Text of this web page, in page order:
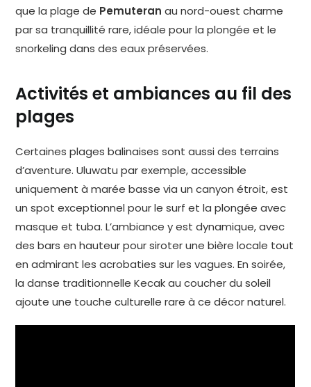
que la plage de Pemuteran au nord-ouest charme
par sa tranquillité rare, idéale pour la plongée et le
snorkeling dans des eaux préservées.
Activités et ambiances au fil des
plages
Certaines plages balinaises sont aussi des terrains
d’aventure. Uluwatu par exemple, accessible
uniquement à marée basse via un canyon étroit, est
un spot exceptionnel pour le surf et la plongée avec
masque et tuba. L’ambiance y est dynamique, avec
des bars en hauteur pour siroter une bière locale tout
en admirant les acrobaties sur les vagues. En soirée,
la danse traditionnelle Kecak au coucher du soleil
ajoute une touche culturelle rare à ce décor naturel.